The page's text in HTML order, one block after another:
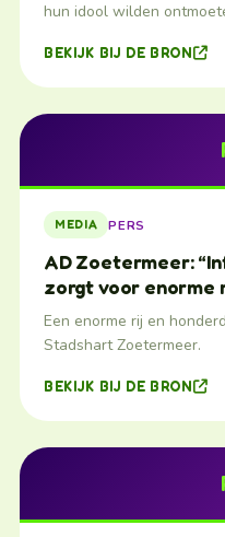
hun idool wilden
BEKIJK BIJ DE BRON
MEDIA PERS
AD Zoetermeer:
zorgt voor enorme
Een enorme rij en
Stadshart Zoetermeer.
BEKIJK BIJ DE BRON